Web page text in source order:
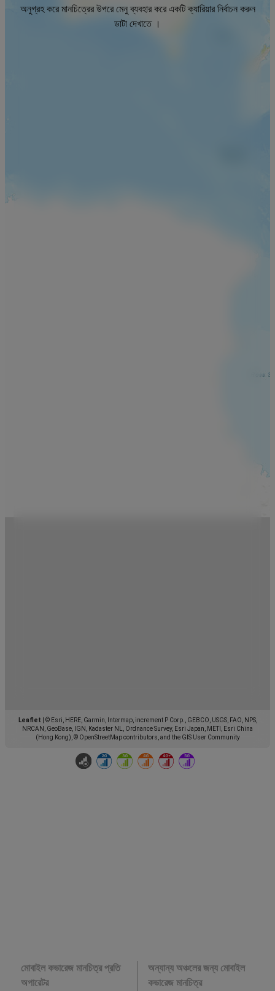
Leaflet
© Esri, HERE, Garmin, Intermap, increment P Corp., GEBCO, USGS, FAO, NPS,
NRCAN, GeoBase, IGN, Kadaster NL, Ordnance Survey, Esri Japan, METI, Esri China
(Hong Kong), © OpenStreetMap contributors, and the GIS User Community
অনুগ্রহ করে মানচিত্রের উপরে মেনু ব্যবহার করে একটি ক্যারিয়ার নির্বাচন করুন
ডাটা দেখাতে ।
মোবাইল কভারেজ মানচিত্র প্রতি
অপারেটর
অন্যান্য অঞ্চলের জন্য মোবাইল
কভারেজ মানচিত্র